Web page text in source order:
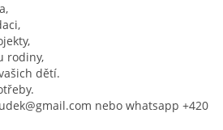
rodiny,
dětí.
nebo whatsapp +420